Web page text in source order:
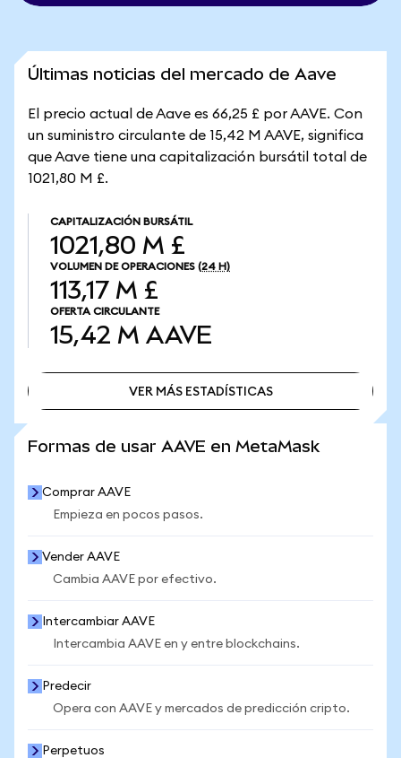
Últimas noticias del mercado de Aave
El precio actual de Aave es 66,25 £ por AAVE. Con
un suministro circulante de 15,42 M AAVE, significa
que Aave tiene una capitalización bursátil total de
1021,80 M £.
CAPITALIZACIÓN BURSÁTIL
1021,80 M £
VOLUMEN DE OPERACIONES (24 H)
113,17 M £
OFERTA CIRCULANTE
15,42 M AAVE
VER MÁS ESTADÍSTICAS
Formas de usar AAVE en MetaMask
Comprar AAVE
Empieza en pocos pasos.
Vender AAVE
Cambia AAVE por efectivo.
Intercambiar AAVE
Intercambia AAVE en y entre blockchains.
Predecir
Opera con AAVE y mercados de predicción cripto.
Perpetuos